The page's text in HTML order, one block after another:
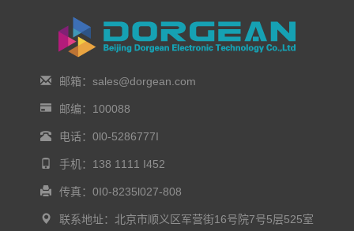
邮箱：sales@dorgean.com
邮编：100088
电话：0l0-5286777I
手机：138 1111 I452
传真：0I0-8235l027-808
联系地址：北京市顺义区军营街16号院7号5层525室